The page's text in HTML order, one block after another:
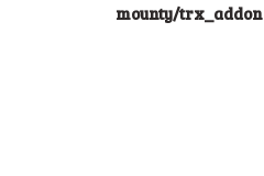
mounty/